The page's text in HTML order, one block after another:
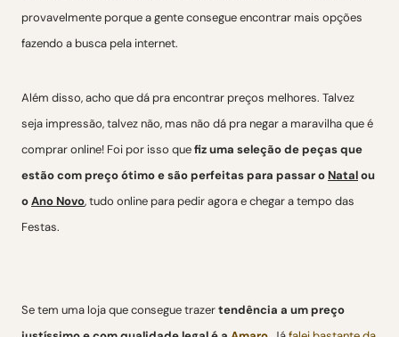
provavelmente porque a gente consegue encontrar mais opções
fazendo a busca pela internet.
Além disso, acho que dá pra encontrar preços melhores. Talvez
seja impressão, talvez não, mas não dá pra negar a maravilha que é
comprar online! Foi por isso quefiz uma seleção de peças que
estão com preço ótimo e são perfeitas para passar o Natalou
oAno Novo, tudo online para pedir agora e chegar a tempo das
Festas.
Se tem uma loja que consegue trazertendência a um preço